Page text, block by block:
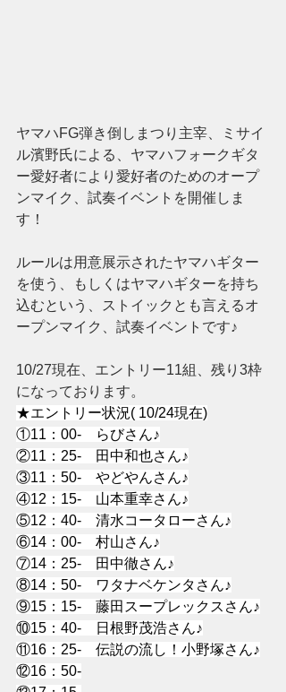
ヤマハFG弾き倒しまつり主宰、ミサイ
ル濱野氏による、ヤマハフォークギタ
ー愛好者により愛好者のためのオープ
ンマイク、試奏イベントを開催しま
す！
ルールは用意展示されたヤマハギター
を使う、もしくはヤマハギターを持ち
込むという、ストイックとも言えるオ
ープンマイク、試奏イベントです♪
10/27現在、エントリー11組、残り3枠
になっております。
★エントリー状況( 10/24現在)
①11：00-　らびさん♪
②11：25-　田中和也さん♪
③11：50-　やどやんさん♪
④12：15-　山本重幸さん♪
⑤12：40-　清水コータローさん♪
⑥14：00-　村山さん♪
⑦14：25-　田中徹さん♪
⑧14：50-　ワタナベケンタさん♪
⑨15：15-　藤田スープレックスさん♪
⑩15：40-　日根野茂浩さん♪
⑪16：25-　伝説の流し！小野塚さん♪
⑫16：50-